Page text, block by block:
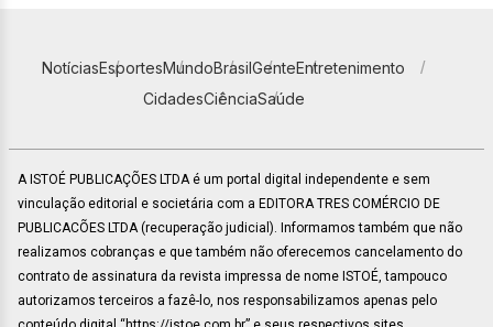
NotíciasEsportesMundoBrasilGenteEntretenimento
CidadesCiênciaSaúde
A ISTOÉ PUBLICAÇÕES LTDA é um portal digital independente e sem
vinculação editorial e societária com a EDITORA TRES COMÉRCIO DE
PUBLICACÕES LTDA (recuperação judicial). Informamos também que não
realizamos cobranças e que também não oferecemos cancelamento do
contrato de assinatura da revista impressa de nome ISTOÉ, tampouco
autorizamos terceiros a fazê-lo, nos responsabilizamos apenas pelo